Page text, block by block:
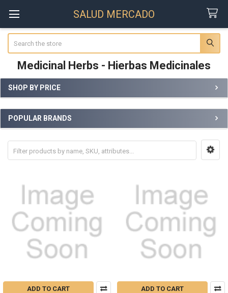
SALUD MERCADO
Medicinal Herbs - Hierbas Medicinales
Sidebar
SHOP BY PRICE
POPULAR BRANDS
ADD TO CART ADD TO CART